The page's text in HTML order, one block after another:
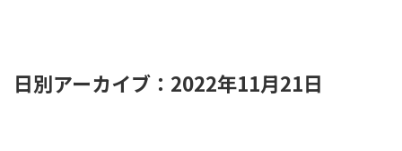
日別アーカイブ：2022年11月21日